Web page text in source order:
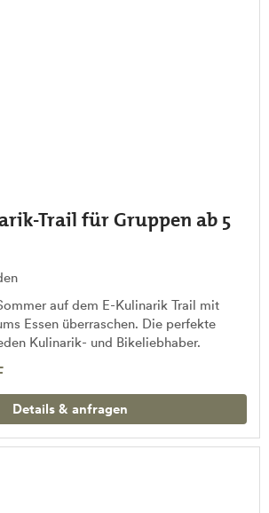
Trail für Gruppen ab 5
auf dem E-Kulinarik Trail mit
Essen überraschen. Die perfekte
Kulinarik- und Bikeliebhaber.
Details & anfragen